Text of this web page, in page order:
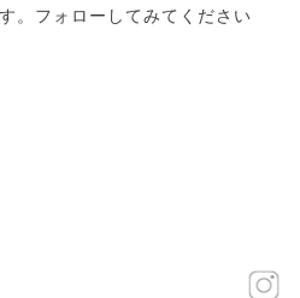
。フォローしてみてください